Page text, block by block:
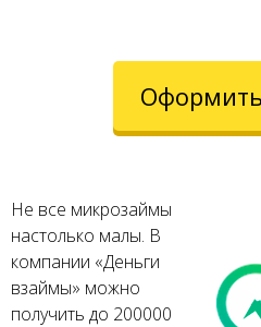
Не все микрозаймы
настолько малы. В
компании «Деньги
взаймы» можно
получить до 200000